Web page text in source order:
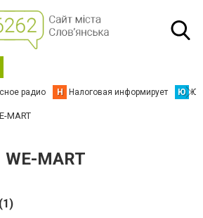
радио Н Налоговая информирует Ю
MART
WE-MART